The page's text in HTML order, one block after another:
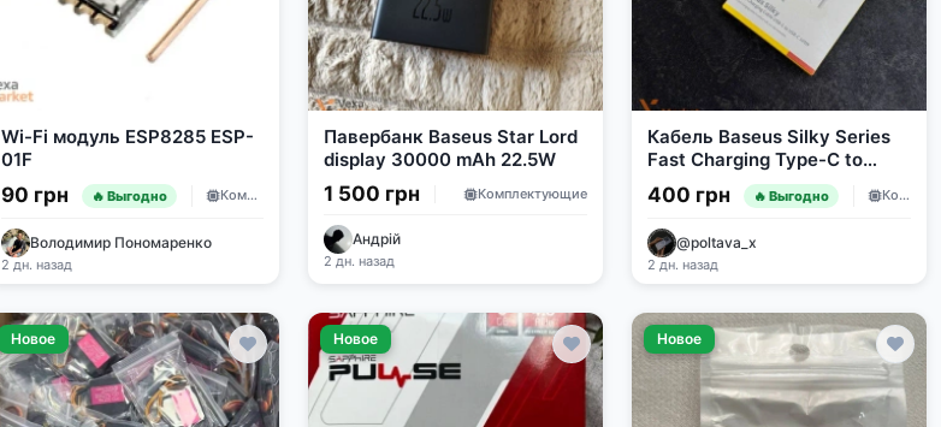
Wi-Fi модуль ESP8285 ESP-
01F
90 грн 🔥 Выгодно Комплектующие
Володимир Пономаренко
2 дн. назад
Павербанк Baseus Star Lord
display 30000 mAh 22.5W
1 500 грн Комплектующие
Андрій
2 дн. назад
Кабель Baseus Silky Series
Fast Charging Type-C to
Type-C 100W (1m)
400 грн 🔥 Выгодно Комплектующие
@poltava_x
2 дн. назад
Новое Новое Новое